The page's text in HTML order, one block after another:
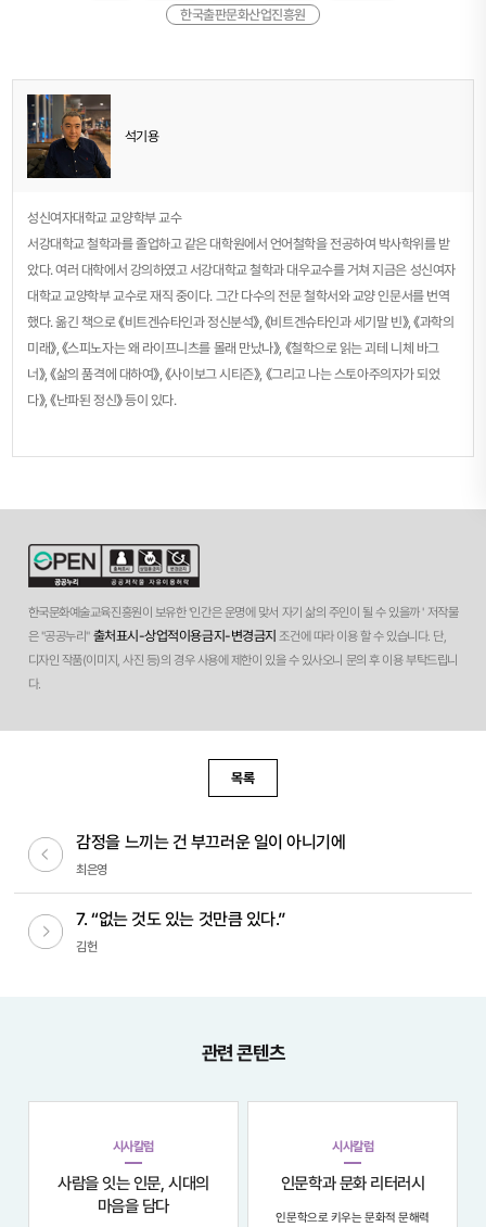
한국출판문화산업진흥원
석기용
성신여자대학교 교양학부 교수
서강대학교 철학과를 졸업하고 같은 대학원에서 언어철학을 전공하여 박사학위를 받
았다. 여러 대학에서 강의하였고 서강대학교 철학과 대우교수를 거쳐 지금은 성신여자
대학교 교양학부 교수로 재직 중이다. 그간 다수의 전문 철학서와 교양 인문서를 번역
했다. 옮긴 책으로 《비트겐슈타인과 정신분석》, 《비트겐슈타인과 세기말 빈》, 《과학의
미래》, 《스피노자는 왜 라이프니츠를 몰래 만났나》, 《철학으로 읽는 괴테 니체 바그
너》, 《삶의 품격에 대하여》, 《사이보그 시티즌》, 《그리고 나는 스토아주의자가 되었
다》, 《난파된 정신》 등이 있다.
한국문화예술교육진흥원이 보유한 '인간은 운명에 맞서 자기 삶의 주인이 될 수 있을까 ' 저작물
은 "공공누리" 출처표시-상업적이용금지-변경금지 조건에 따라 이용 할 수 있습니다. 단,
디자인 작품(이미지, 사진 등)의 경우 사용에 제한이 있을 수 있사오니 문의 후 이용 부탁드립니
다.
목록
이전글
감정을 느끼는 건 부끄러운 일이 아니기에
최은영
다음글7. “없는 것도 있는 것만큼 있다.”
김헌
관련 콘텐츠
시사칼럼
사람을 잇는 인문, 시대의
마음을 담다
시사칼럼
인문학과 문화 리터러시
인문학으로 키우는 문화적 문해력